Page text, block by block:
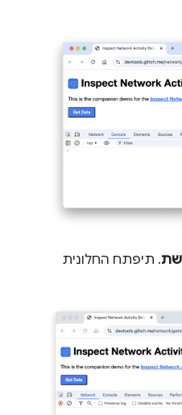
. תיפתח החלונית